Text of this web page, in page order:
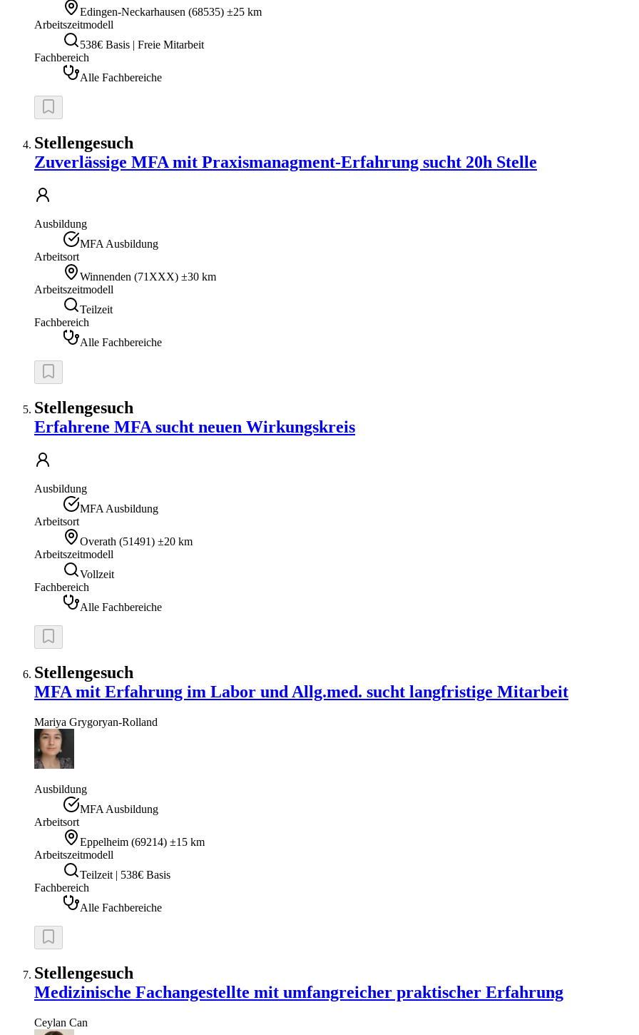
Edingen-Neckarhausen (68535) ±25 km
Arbeitszeitmodell
538€ Basis | Freie Mitarbeit
Fachbereich
Alle Fachbereiche
Stellengesuch
Zuverlässige MFA mit Praxismanagment-Erfahrung sucht 20h Stelle
Ausbildung
MFA Ausbildung
Arbeitsort
Winnenden (71XXX) ±30 km
Arbeitszeitmodell
Teilzeit
Fachbereich
Alle Fachbereiche
Stellengesuch
Erfahrene MFA sucht neuen Wirkungskreis
Ausbildung
MFA Ausbildung
Arbeitsort
Overath (51491) ±20 km
Arbeitszeitmodell
Vollzeit
Fachbereich
Alle Fachbereiche
Stellengesuch
MFA mit Erfahrung im Labor und Allg.med. sucht langfristige Mitarbeit
Mariya Grygoryan-Rolland
Ausbildung
MFA Ausbildung
Arbeitsort
Eppelheim (69214) ±15 km
Arbeitszeitmodell
Teilzeit | 538€ Basis
Fachbereich
Alle Fachbereiche
Stellengesuch
Medizinische Fachangestellte mit umfangreicher praktischer Erfahrung
Ceylan Can